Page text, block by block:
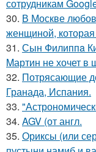
сотрудникам
30. В Москве
женщиной,
31. Сын Филиппa
Mартин не хочет в
32. Потрясающие
Гранада, Испания.
33.
34. AGV (от англ.
35. Ориксы (или